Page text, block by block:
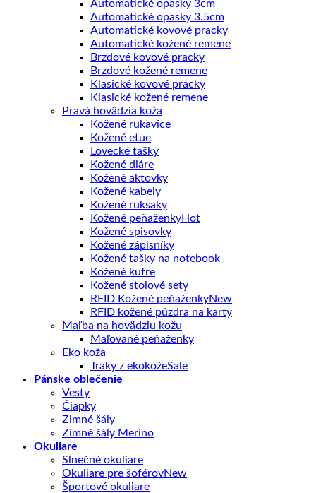
Automatické opasky 3cm
Automatické opasky 3.5cm
Automatické kovové pracky
Automatické kožené remene
Brzdové kovové pracky
Brzdové kožené remene
Klasické kovové pracky
Klasické kožené remene
Pravá hovädzia koža
Kožené rukavice
Kožené etue
Lovecké tašky
Kožené diáre
Kožené aktovky
Kožené kabely
Kožené ruksaky
Kožené peňaženky
Kožené spisovky
Kožené zápisníky
Kožené tašky na notebook
Kožené kufre
Kožené stolové sety
RFID Kožené peňaženky
RFID kožené púzdra na karty
Maľba na hovädziu kožu
Maľované peňaženky
Eko koža
Traky z ekokože
Pánske oblečenie
Vesty
Čiapky
Zimné šály
Zimné šály Merino
Okuliare
Slnečné okuliare
Okuliare pre šoférov
Športové okuliare